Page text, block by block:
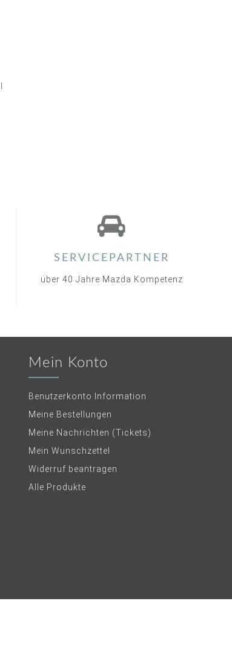
SERVICEPARTNER
über 40 Jahre Mazda Kompetenz
Mein Konto
Benutzerkonto Information
Meine Bestellungen
Meine Nachrichten (Tickets)
Mein Wunschzettel
Widerruf beantragen
Alle Produkte